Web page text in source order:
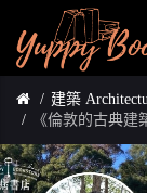
建築
《倫敦的古典